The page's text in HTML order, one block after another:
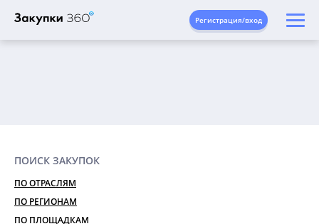
Регистрация/вход
ПОИСК ЗАКУПОК
ПО ОТРАСЛЯМ
ПО РЕГИОНАМ
ПО ПЛОЩАДКАМ